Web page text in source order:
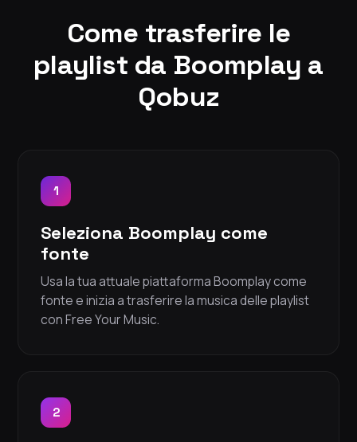
Come trasferire le
playlist da Boomplay a
Qobuz
1
Seleziona Boomplay come
fonte
Usa la tua attuale piattaforma Boomplay come
fonte e inizia a trasferire la musica delle playlist
con Free Your Music.
2